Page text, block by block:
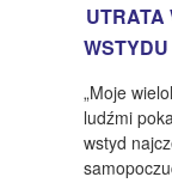
UTRATA
WSTYDU
„Moje
ludźmi
wstyd